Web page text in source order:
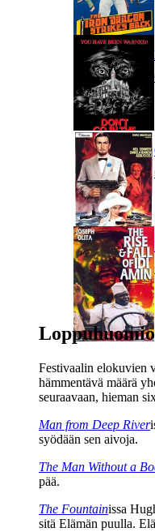
Festivaalin elokuvien
hämmentävä määrä
seuraavaan, hieman
Man from Deep River
syödään sen aivoja.
The Man Without a
pää.
The Fountainissa
sitä Elämän puulla.